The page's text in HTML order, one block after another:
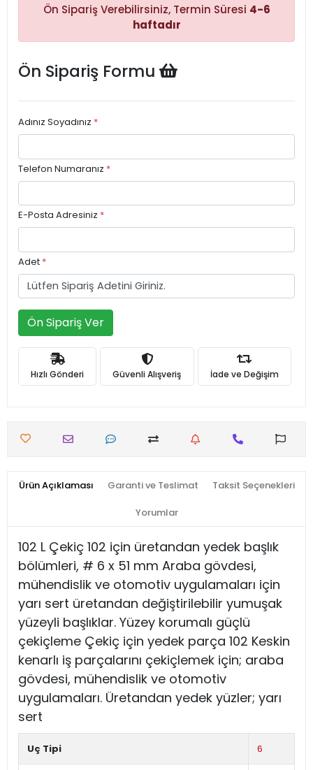
Ön Sipariş Verebilirsiniz, Termin Süresi 4-6
haftadır
Ön Sipariş Formu
Adınız Soyadınız *
Telefon Numaranız *
E-Posta Adresiniz *
Adet *
Ön Sipariş Ver
Hızlı Gönderi Güvenli Alışveriş İade ve Değişim
Ürün Açıklaması Garanti ve Teslimat Taksit Seçenekleri
Yorumlar
102 L Çekiç 102 için üretandan yedek başlık
bölümleri, # 6 x 51 mm Araba gövdesi,
mühendislik ve otomotiv uygulamaları için
yarı sert üretandan değiştirilebilir yumuşak
yüzeyli başlıklar. Yüzey korumalı güçlü
çekiçleme Çekiç için yedek parça 102 Keskin
kenarlı iş parçalarını çekiçlemek için; araba
gövdesi, mühendislik ve otomotiv
uygulamaları. Üretandan yedek yüzler; yarı
sert
Uç Tipi 6